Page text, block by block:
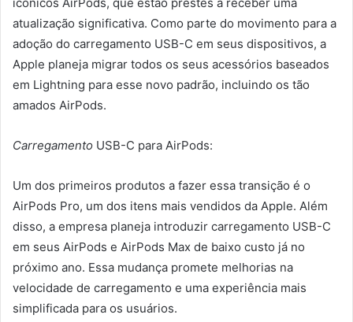
atualização significativa. Como parte do movimento para a
adoção do carregamento USB-C em seus dispositivos, a
Apple planeja migrar todos os seus acessórios baseados
em Lightning para esse novo padrão, incluindo os tão
amados AirPods.
Carregamento USB-C para AirPods:
Um dos primeiros produtos a fazer essa transição é o
AirPods Pro, um dos itens mais vendidos da Apple. Além
disso, a empresa planeja introduzir carregamento USB-C
em seus AirPods e AirPods Max de baixo custo já no
próximo ano. Essa mudança promete melhorias na
velocidade de carregamento e uma experiência mais
simplificada para os usuários.